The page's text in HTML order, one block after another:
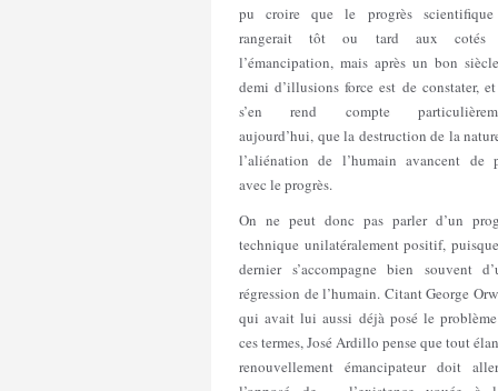
pu croire que le progrès
rangerait tôt ou tard aux cotés
l’émancipation, mais après un bon
demi d’illusions force est de constater,
s’en rend compte
aujourd’hui, que la destruction de la
l’aliénation de l’humain avancent de
avec le progrès.
On ne peut donc pas parler d’un
technique unilatéralement positif,
dernier s’accompagne bien souvent
régression de l’humain. Citant George
qui avait lui aussi déjà posé le
ces termes, José Ardillo pense que tout
renouvellement émancipateur doit